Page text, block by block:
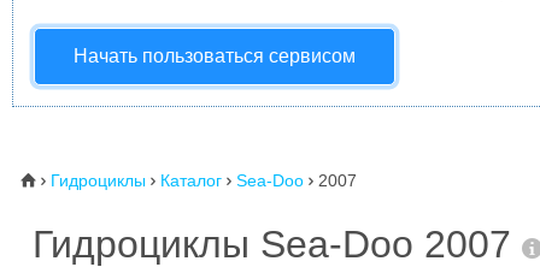
Начать пользоваться сервисом
⌂  Гидроциклы  Каталог  Sea-Doo  2007
Гидроциклы Sea-Doo 2007